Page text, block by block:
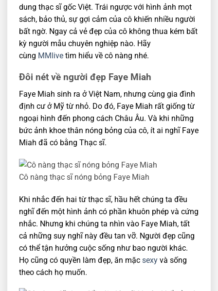
dung thạc sĩ gốc Việt. Trái ngược với hình ảnh mọt
sách, bảo thủ, sự gợi cảm của cô khiến nhiều người
bất ngờ. Ngay cả vẻ đẹp của cô không thua kém bất
kỳ người mẫu chuyên nghiệp nào. Hãy
cùng MMlive tìm hiểu về cô nàng nhé.
Đôi nét về người đẹp Faye Miah
Faye Miah sinh ra ở Việt Nam, nhưng cùng gia đình
định cư ở Mỹ từ nhỏ. Do đó, Faye Miah rất giống từ
ngoại hình đến phong cách Châu Âu. Và khi những
bức ảnh khoe thân nóng bỏng của cô, ít ai nghĩ Faye
Miah đã có bằng Thạc sĩ.
Cô nàng thạc sĩ nóng bỏng Faye Miah
Khi nhắc đến hai từ thạc sĩ, hầu hết chúng ta đều
nghĩ đến một hình ảnh có phần khuôn phép và cứng
nhắc. Nhưng khi chúng ta nhìn vào Faye Miah, tất
cả những suy nghĩ này đều tan vỡ. Người đẹp cũng
có thể tận hưởng cuộc sống như bao người khác.
Họ cũng có quyền làm đẹp, ăn mặc sexy và sống
theo cách họ muốn.